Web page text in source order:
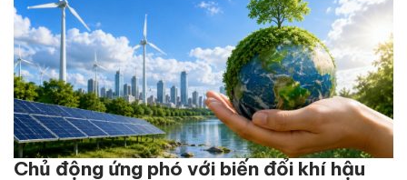
Chủ động ứng phó với biến đổi khí hậu